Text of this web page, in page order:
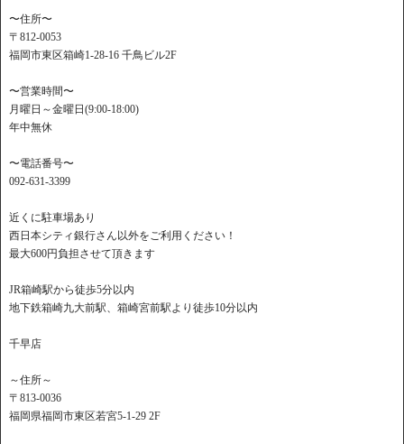
〜住所〜
〒812-0053
福岡市東区箱崎1-28-16 千鳥ビル2F
〜営業時間〜
月曜日～金曜日(9:00-18:00)
年中無休
〜電話番号〜
092-631-3399
近くに駐車場あり
西日本シティ銀行さん以外をご利用ください！
最大600円負担させて頂きます
JR箱崎駅から徒歩5分以内
地下鉄箱崎九大前駅、箱崎宮前駅より徒歩10分以内
千早店
～住所～
〒813-0036
福岡県福岡市東区若宮5-1-29 2F